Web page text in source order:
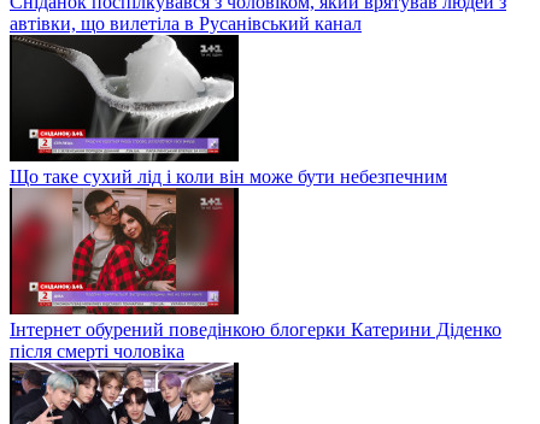
автівки, що вилетіла в Русанівський канал
Що таке сухий лід і коли він може бути небезпечним
Інтернет обурений поведінкою блогерки Катерини Діденко
після смерті чоловіка